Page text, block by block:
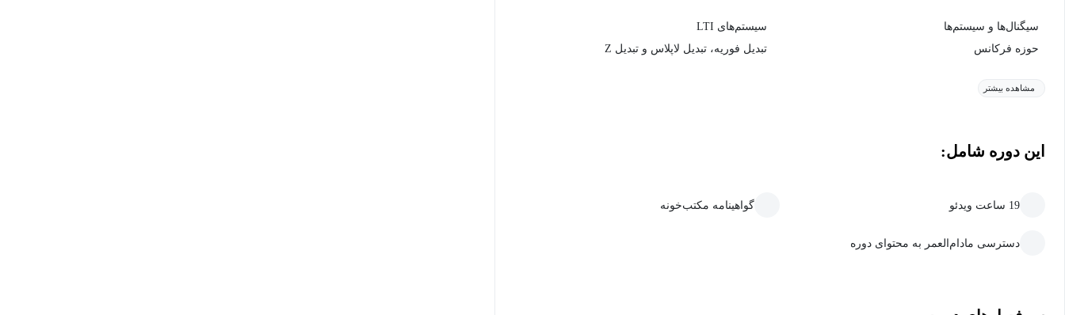
سیگنال‌ها و سیستم‌ها
سیستم‌های LTI
حوزه فرکانس
تبدیل فوریه، تبدیل لاپلاس و تبدیل Z
مشاهده بیشتر
این دوره شامل:
19 ساعت ویدئو گواهینامه مکتب‌خونه
دسترسی مادام‌العمر به محتوای دوره